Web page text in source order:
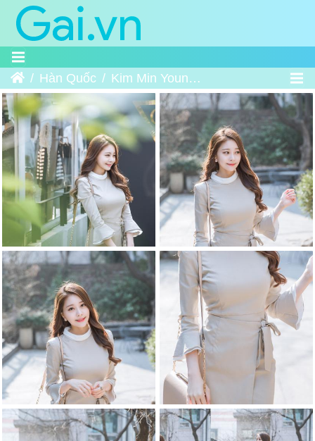
Trang chủHàn Quốc Kim Min Young - 김민영 4